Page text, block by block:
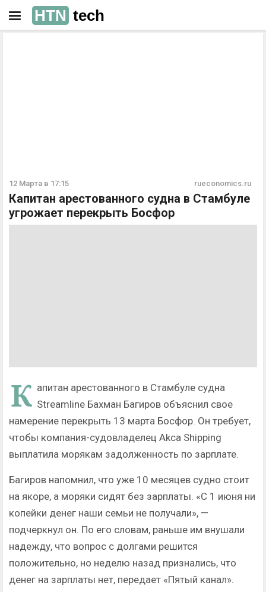
HTN tech
12 Марта в 17:15 rueconomics.ru
Капитан арестованного судна в Стамбуле
угрожает перекрыть Босфор
К апитан арестованного в Стамбуле судна
Streamline Бахман Багиров объяснил свое
намерение перекрыть 13 марта Босфор. Он требует,
чтобы компания-судовладелец Akca Shipping
выплатила морякам задолженность по зарплате.
Багиров напомнил, что уже 10 месяцев судно стоит
на якоре, а моряки сидят без зарплаты. «С 1 июня ни
копейки денег наши семьи не получали», —
подчеркнул он. По его словам, раньше им внушали
надежду, что вопрос с долгами решится
положительно, но неделю назад признались, что
денег на зарплаты нет, передает «Пятый канал».